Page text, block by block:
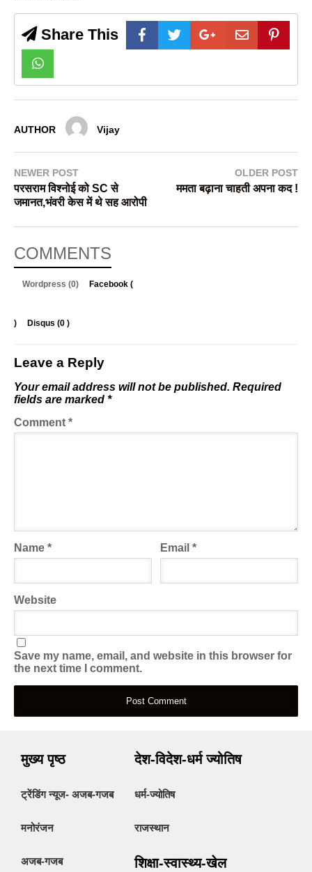
Share This
AUTHOR Vijay
NEWER POST
परसराम विश्नोई को SC से
जमानत,भंवरी केस में थे सह आरोपी
OLDER POST
ममता बढ़ाना चाहती अपना कद !
COMMENTS
Wordpress (0) Facebook (
) Disqus (0 )
Leave a Reply
Your email address will not be published. Required
fields are marked *
Comment *
Name * Email*
Website
Save my name, email, and website in this browser for
the next time I comment.
मुख्य पृष्ठ
ट्रेंडिंग न्यूज- अजब-गजब
मनोरंजन
अजब-गजब
देश-विदेश-धर्म ज्योतिष
धर्म-ज्योतिष
राजस्थान
शिक्षा-स्वास्थ्य-खेल